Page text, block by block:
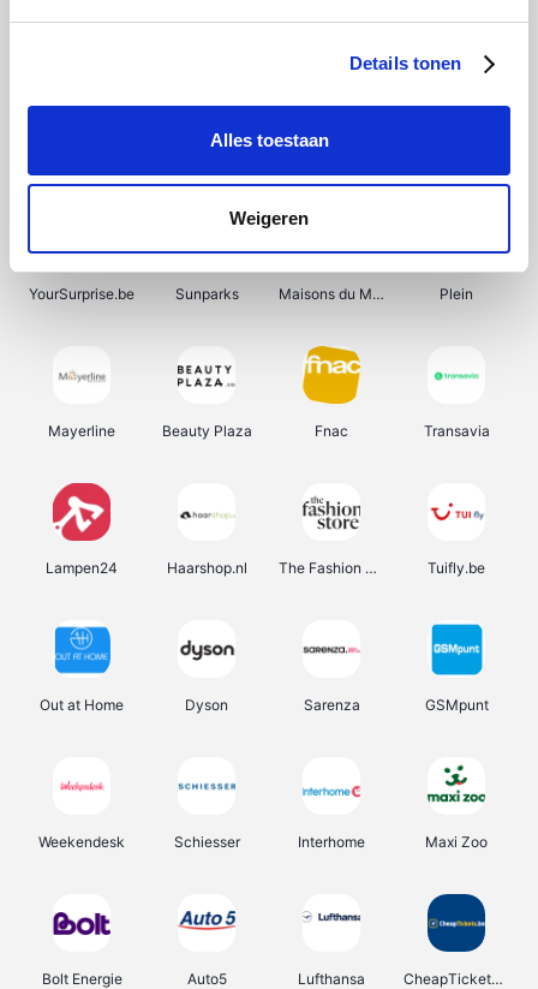
Details tonen
Alles toestaan
Weigeren
Bergfreunde Shein Pazzox Manutan
YourSurprise.be Sunparks Maisons du Monde Plein
Mayerline Beauty Plaza Fnac Transavia
Lampen24 Haarshop.nl The Fashion Store Tuifly.be
Out at Home Dyson Sarenza GSMpunt
Weekendesk Schiesser Interhome Maxi Zoo
Bolt Energie Auto5 Lufthansa CheapTickets.be